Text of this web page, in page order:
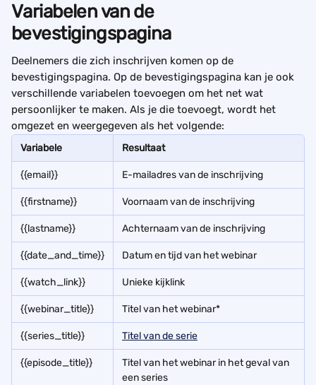
Variabelen van de
bevestigingspagina
Deelnemers die zich inschrijven komen op de
bevestigingspagina. Op de bevestigingspagina kan je ook
verschillende variabelen toevoegen om het net wat
persoonlijker te maken. Als je die toevoegt, wordt het
omgezet en weergegeven als het volgende:
Variabele Resultaat
{{email}} E-mailadres van de inschrijving
{{firstname}} Voornaam van de inschrijving
{{lastname}} Achternaam van de inschrijving
{{date_and_time}} Datum en tijd van het webinar
{{watch_link}} Unieke kijklink
{{webinar_title}} Titel van het webinar*
{{series_title}} Titel van de serie
{{episode_title}}
Titel van het webinar in het geval van
een series